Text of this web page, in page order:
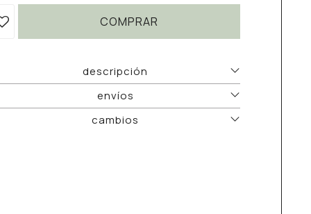
COMPRAR
descripción
envíos
cambios